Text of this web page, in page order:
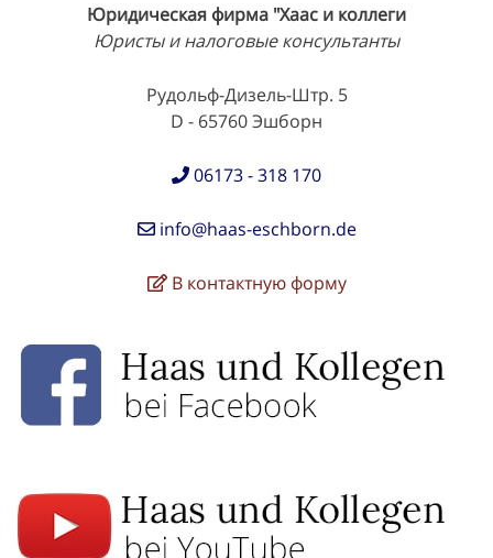
Юридическая фирма "Хаас и коллеги
Юристы и налоговые консультанты
Рудольф-Дизель-Штр. 5
D - 65760 Эшборн
06173 - 318 170
info@haas-eschborn.de
В контактную форму